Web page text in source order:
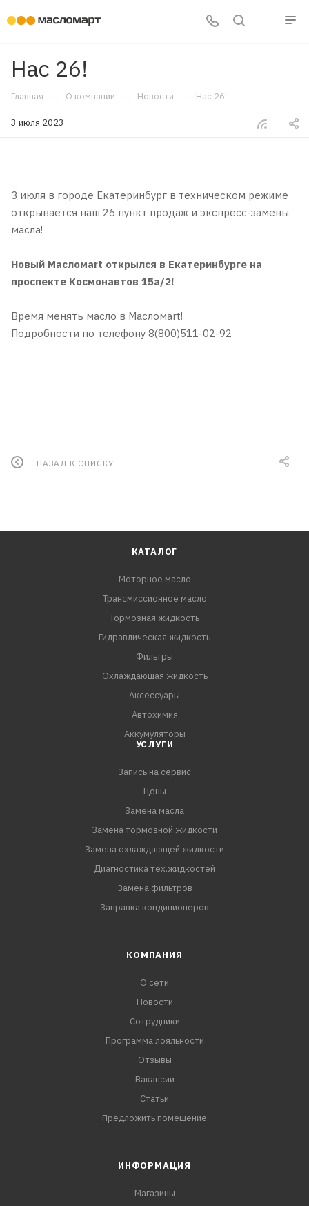
Нас 26!
Главная — О компании — Новости — Нас 26!
3 июля 2023
3 июля в городе Екатеринбург в техническом режиме
открывается наш 26 пункт продаж и экспресс-замены
масла!
Новый Масломаrt открылся в Екатеринбурге на
проспекте Космонавтов 15а/2!
Время менять масло в Масломаrt!
Подробности по телефону 8(800)511-02-92
НАЗАД К СПИСКУ
КАТАЛОГ
Моторное масло
Трансмиссионное масло
Тормозная жидкость
Гидравлическая жидкость
Фильтры
Охлаждающая жидкость
Аксессуары
Автохимия
Аккумуляторы
УСЛУГИ
Запись на сервис
Цены
Замена масла
Замена тормозной жидкости
Замена охлаждающей жидкости
Диагностика тех.жидкостей
Замена фильтров
Заправка кондиционеров
КОМПАНИЯ
О сети
Новости
Сотрудники
Программа лояльности
Отзывы
Вакансии
Статьи
Предложить помещение
ИНФОРМАЦИЯ
Магазины